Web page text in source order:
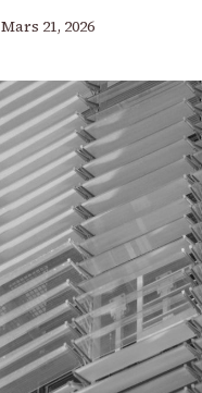
Mars 21, 2026